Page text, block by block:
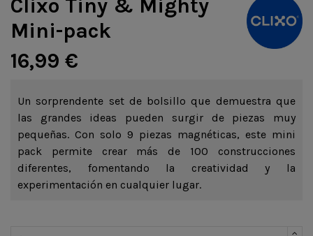
Clixo Tiny & Mighty
Mini-pack
16,99 €
Un sorprendente set de bolsillo que demuestra que
las grandes ideas pueden surgir de piezas muy
pequeñas. Con solo 9 piezas magnéticas, este mini
pack permite crear más de 100 construcciones
diferentes, fomentando la creatividad y la
experimentación en cualquier lugar.